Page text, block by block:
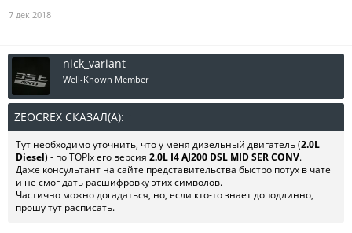
7 дек 2018
nick_variant
Well-Known Member
ZEOCREX СКАЗАЛ(А):
Тут необходимо уточнить, что у меня дизельный двигатель (2.0L
Diesel) - по TOPIx его версия 2.0L I4 AJ200 DSL MID SER CONV.
Даже консультант на сайте представительства быстро потух в чате
и не смог дать расшифровку этих символов.
Частично можно догадаться, но, если кто-то знает доподлинно,
прошу тут расписать.